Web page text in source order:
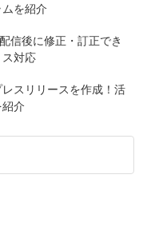
を紹介
信後に修正・訂正でき
対応
スリリースを作成！活
介